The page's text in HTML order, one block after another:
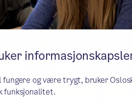
og være trygt, bruker
funksjonalitet.